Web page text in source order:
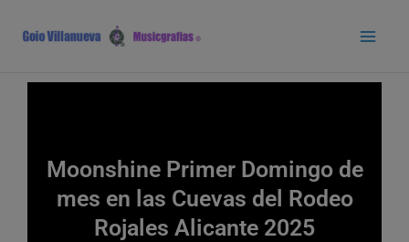
contenido
Moonshine Primer Domingo de
mes en las Cuevas del Rodeo
Rojales Alicante 2025